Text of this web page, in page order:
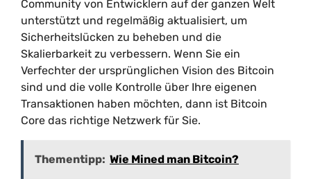
Community von Entwicklern auf der ganzen Welt
unterstützt und regelmäßig aktualisiert, um
Sicherheitslücken zu beheben und die
Skalierbarkeit zu verbessern. Wenn Sie ein
Verfechter der ursprünglichen Vision des Bitcoin
sind und die volle Kontrolle über Ihre eigenen
Transaktionen haben möchten, dann ist Bitcoin
Core das richtige Netzwerk für Sie.
Thementipp: Wie Mined man Bitcoin?